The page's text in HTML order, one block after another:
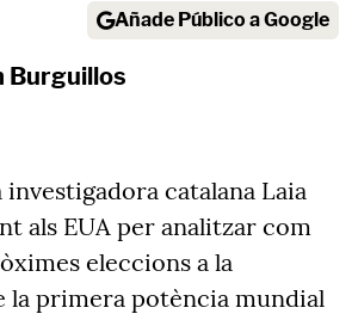
Añade Público a Google
Burguillos
catalana Laia
als EUA per analitzar com
eleccions a la
la primera potència mundial